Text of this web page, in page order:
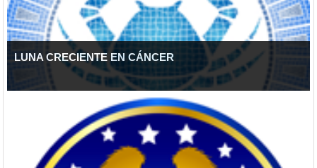
LUNA CRECIENTE EN CÁNCER